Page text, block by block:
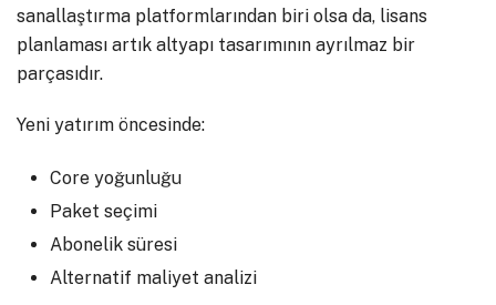
sanallaştırma platformlarından biri olsa da, lisans
planlaması artık altyapı tasarımının ayrılmaz bir
parçasıdır.
Yeni yatırım öncesinde:
Core yoğunluğu
Paket seçimi
Abonelik süresi
Alternatif maliyet analizi